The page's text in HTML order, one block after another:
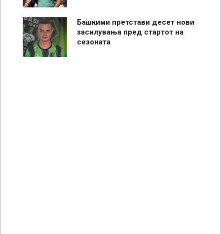
Башкими претстави десет нови
засилувања пред стартот на
сезоната